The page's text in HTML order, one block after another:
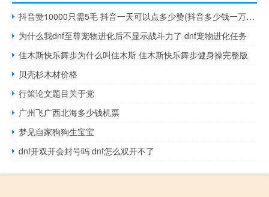
抖音赞10000只需5毛 抖音一天可以点多少赞(抖音多少钱一万赞)
为什么我dnf至尊宠物进化后不显示战斗力了 dnf宠物进化任务
佳木斯快乐舞步为什么叫佳木斯 佳木斯快乐舞步健身操完整版
贝壳杉木材价格
行策论文题目关于党
广州飞广西北海多少钱机票
梦见自家狗狗生宝宝
dnf开双开会封号吗 dnf怎么双开不了